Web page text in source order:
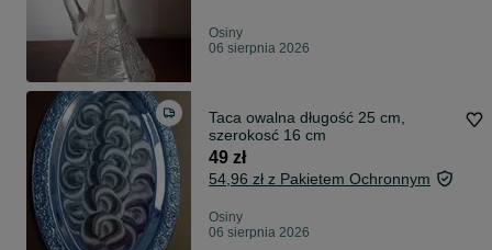
Osiny
06 sierpnia 2026
Taca owalna długość 25 cm,
szerokosć 16 cm
49 zł
54,96 zł z Pakietem Ochronnym
Osiny
06 sierpnia 2026